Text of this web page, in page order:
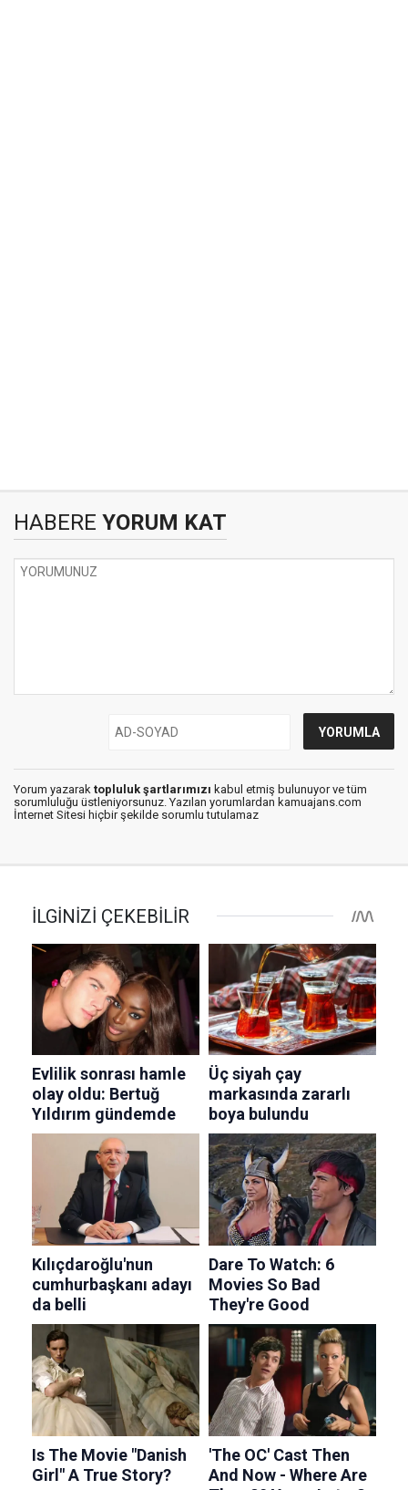
HABERE YORUM KAT
Yorum yazarak topluluk şartlarımızı kabul etmiş bulunuyor ve tüm
sorumluluğu üstleniyorsunuz. Yazılan yorumlardan kamuajans.com
İnternet Sitesi hiçbir şekilde sorumlu tutulamaz